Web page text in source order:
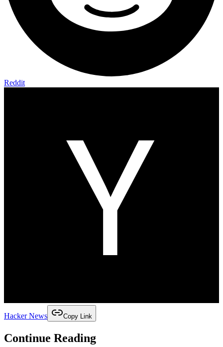
Reddit
Hacker News Copy Link
Continue Reading